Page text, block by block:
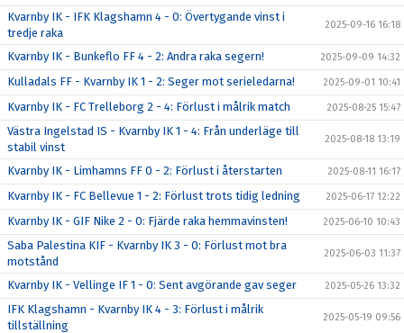
Kvarnby IK - IFK Klagshamn 4 - 0: Övertygande vinst i
tredje raka
2025-09-16 16:18
Kvarnby IK - Bunkeflo FF 4 - 2: Andra raka segern! 2025-09-09 14:32
Kulladals FF - Kvarnby IK 1 - 2: Seger mot serieledarna! 2025-09-01 10:41
Kvarnby IK - FC Trelleborg 2 - 4: Förlust i målrik match 2025-08-25 15:47
Västra Ingelstad IS - Kvarnby IK 1 - 4: Från underläge till
stabil vinst
2025-08-18 13:19
Kvarnby IK - Limhamns FF 0 - 2: Förlust i återstarten 2025-08-11 16:17
Kvarnby IK - FC Bellevue 1 - 2: Förlust trots tidig ledning 2025-06-17 12:22
Kvarnby IK - GIF Nike 2 - 0: Fjärde raka hemmavinsten! 2025-06-10 10:43
Saba Palestina KIF - Kvarnby IK 3 - 0: Förlust mot bra
motstånd
2025-06-03 11:37
Kvarnby IK - Vellinge IF 1 - 0: Sent avgörande gav seger 2025-05-26 13:32
IFK Klagshamn - Kvarnby IK 4 - 3: Förlust i målrik
tillställning
2025-05-19 09:56